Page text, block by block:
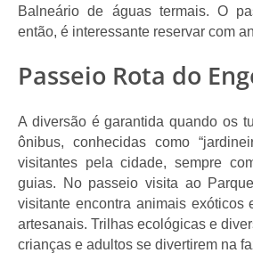
Balneário de águas termais. O
então, é interessante reservar com
Passeio Rota do
A diversão é garantida quando os
ônibus, conhecidas como
visitantes pela cidade, sempre
guias. No passeio visita ao
visitante encontra animais exóticos
artesanais. Trilhas ecológicas e
crianças e adultos se divertirem na